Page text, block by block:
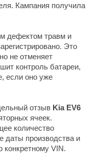
Кампания получила
дефектом травм и
Это
не отменяет
контроль батареи,
если оно уже
отзыв Kia EV6
ячеек.
количество
даты производства и
конкретному VIN.